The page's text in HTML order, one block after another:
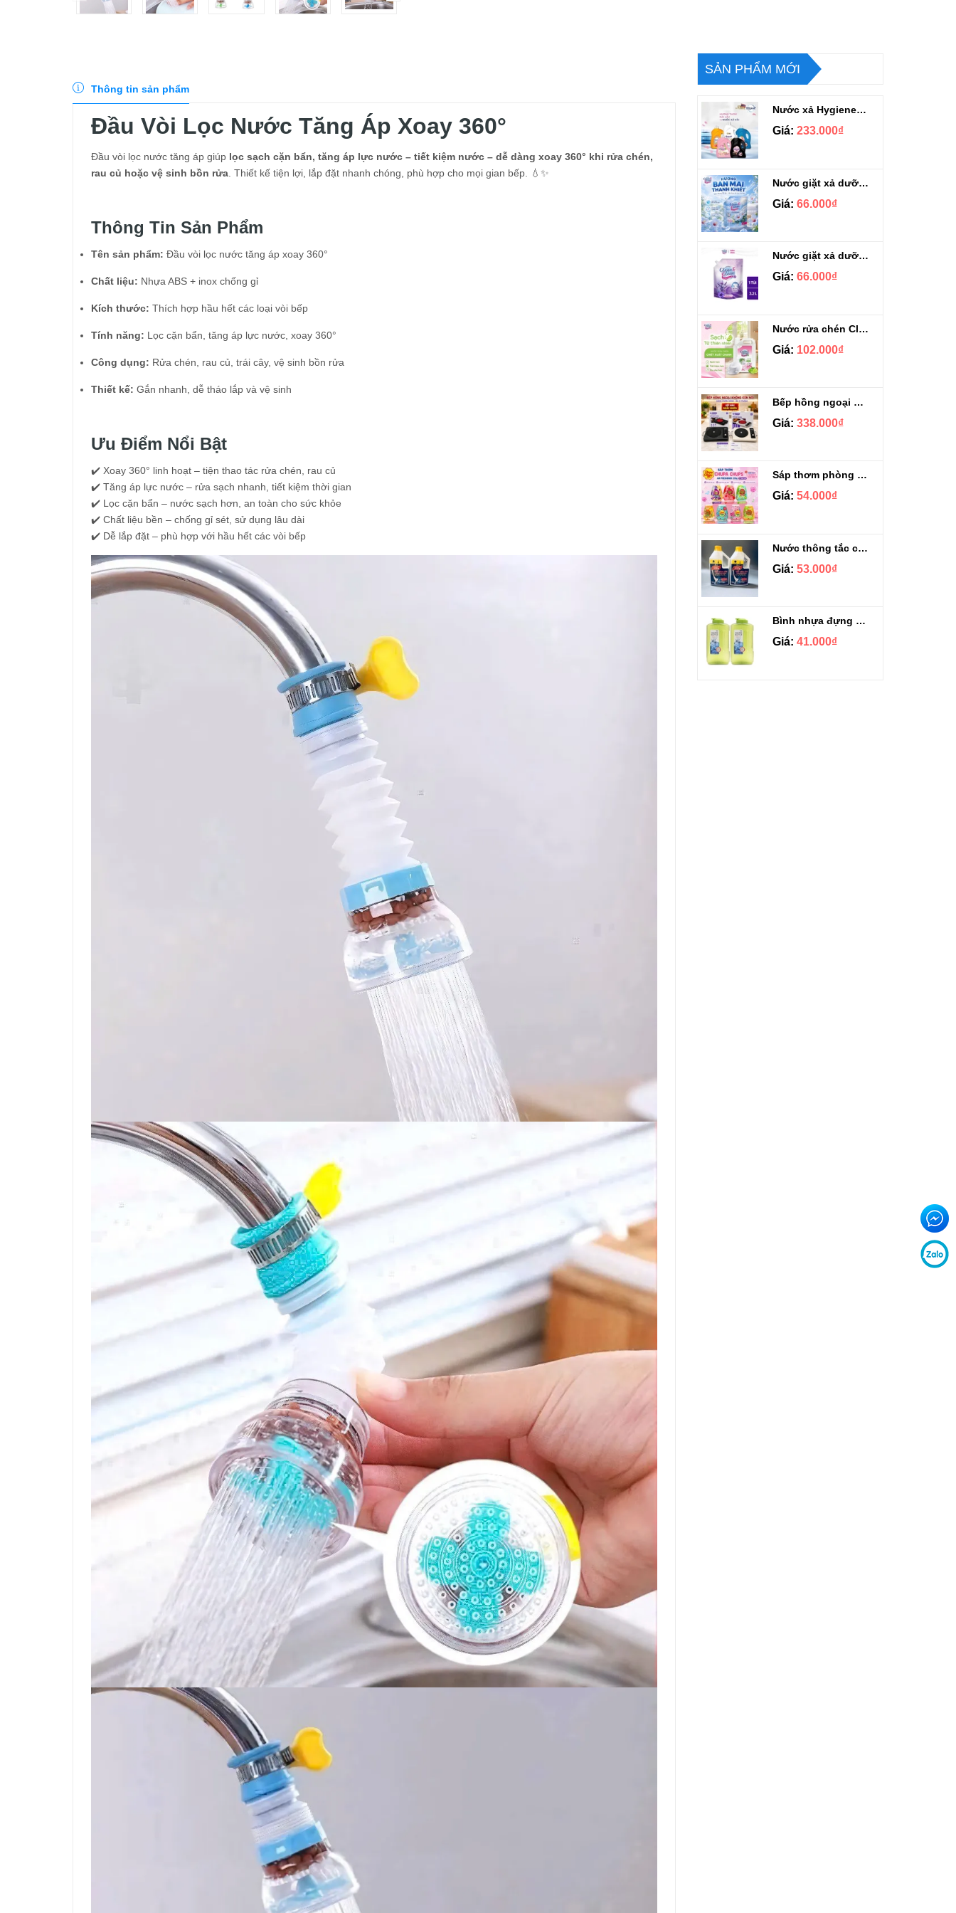
Thông tin sản phẩm
Đầu Vòi Lọc Nước Tăng Áp Xoay 360°
Đầu vòi lọc nước tăng áp giúp lọc sạch cặn bẩn, tăng áp lực nước – tiết kiệm nước – dễ dàng xoay 360° khi rửa chén,
rau củ hoặc vệ sinh bồn rửa . Thiết kế tiện lợi, lắp đặt nhanh chóng, phù hợp cho mọi gian bếp. 💧✨
Thông Tin Sản Phẩm
Tên sản phẩm: Đầu vòi lọc nước tăng áp xoay 360°
Chất liệu: Nhựa ABS + inox chống gỉ
Kích thước: Thích hợp hầu hết các loại vòi bếp
Tính năng: Lọc cặn bẩn, tăng áp lực nước, xoay 360°
Công dụng: Rửa chén, rau củ, trái cây, vệ sinh bồn rửa
Thiết kế: Gắn nhanh, dễ tháo lắp và vệ sinh
Ưu Điểm Nổi Bật
✔️ Xoay 360° linh hoạt – tiện thao tác rửa chén, rau củ
✔️ Tăng áp lực nước – rửa sạch nhanh, tiết kiệm thời gian
✔️ Lọc cặn bẩn – nước sạch hơn, an toàn cho sức khỏe
✔️ Chất liệu bền – chống gỉ sét, sử dụng lâu dài
✔️ Dễ lắp đặt – phù hợp với hầu hết các vòi bếp
SẢN PHẨM MỚI
Nước xả Hygiene hương nước hoa hàng chuẩn Thái can 3L3
Giá: 233.000₫
Nước giặt xả dưỡng vải Clean & Clean Hương Ban Mai 3.2kg
Giá: 66.000₫
Nước giặt xả dưỡng vải Clean & Clean hương Violet 3.2kg
Giá: 66.000₫
Nước rửa chén Clean&Clean Hương Chanh Can 5L
Giá: 102.000₫
Bếp hồng ngoại không kén nồi GROPA G1-608
Giá: 338.000₫
Sáp thơm phòng Chupa Chups Thái Lan 230g
Giá: 54.000₫
Nước thông tắc cầu cống siêu mạnh Sifa 1.4kg
Giá: 53.000₫
Bình nhựa đựng nước Aqua Lock&Lock 2.1L
Giá: 41.000₫